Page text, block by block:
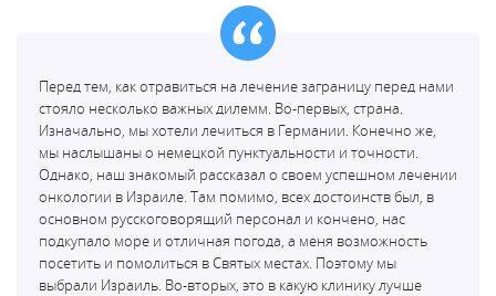
Перед тем, как отравиться на лечение заграницу перед нами
стояло несколько важных дилемм. Во-первых, страна.
Изначально, мы хотели лечиться в Германии. Конечно же,
мы наслышаны о немецкой пунктуальности и точности.
Однако, наш знакомый рассказал о своем успешном лечении
онкологии в Израиле. Там помимо, всех достоинств был, в
основном русскоговорящий персонал и кончено, нас
подкупало море и отличная погода, а меня возможность
посетить и помолиться в Святых местах. Поэтому мы
выбрали Израиль. Во-вторых, это в какую клинику лучше